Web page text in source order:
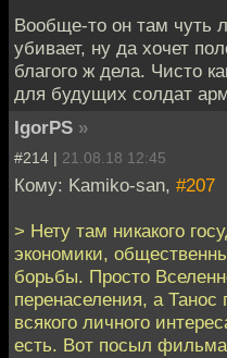
Вообще-то он там чуть
убивает, ну да хочет
благого ж дела. Чисто
для будущих солдат
IgorPS »
#214 | 21.08.18 12:45
Кому: Kamiko-san, #207
> Нету там никакого
экономики,
борьбы. Просто
перенаселения, а Танос
всякого личного
есть. Вот посыл